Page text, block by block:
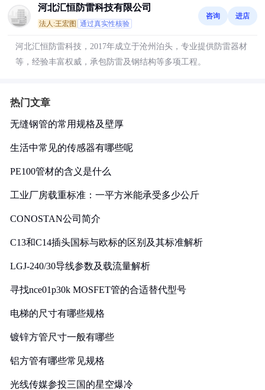
河北汇恒防雷科技有限公司
法人:王宏图 通过真实性核验
咨询 进店
河北汇恒防雷科技，2017年成立于沧州泊头，专业提供防雷器材
等，经验丰富权威，承包防雷及钢结构等多项工程。
热门文章
无缝钢管的常用规格及壁厚
生活中常见的传感器有哪些呢
PE100管材的含义是什么
工业厂房载重标准：一平方米能承受多少公斤
CONOSTAN公司简介
C13和C14插头国标与欧标的区别及其标准解析
LGJ-240/30导线参数及载流量解析
寻找nce01p30k MOSFET管的合适替代型号
电梯的尺寸有哪些规格
镀锌方管尺寸一般有哪些
铝方管有哪些常见规格
光线传媒参投三国的星空爆冷